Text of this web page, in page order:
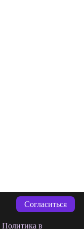
Согласиться
Политика в